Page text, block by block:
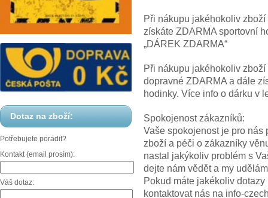
Dotaz na zboží:
Potřebujete poradit?
Kontakt (email prosím):
Váš dotaz:
Při nákupu jakéhokoliv
získáte ZDARMA sportovní
„DÁREK ZDARMA“
Při nákupu jakéhokoliv
dopravné ZDARMA a dále
hodinky. Více info o dárku v
Spokojenost zákazníků:
Vaše spokojenost je pro nás
zboží a péči o zákazníky
nastal jakýkoliv problém s
dejte nám vědět a my
Pokud máte jakékoliv
kontaktovat nás na info-